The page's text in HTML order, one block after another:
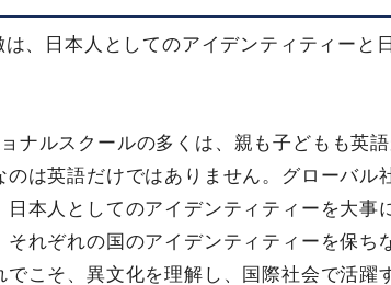
、日本人としてのアイデンティティーと
ナルスクールの多くは、親も子どもも英
のは英語だけではありません。グローバル
本人としてのアイデンティティーを大事
それぞれの国のアイデンティティーを保ち
でこそ、異文化を理解し、国際社会で活躍